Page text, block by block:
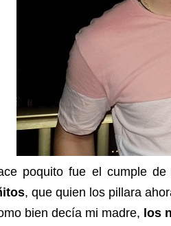
poquito fue el cumple
, que quien los pillara
bien decía mi madre, los